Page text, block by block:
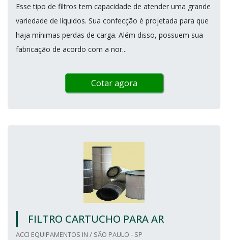
Esse tipo de filtros tem capacidade de atender uma grande
variedade de líquidos. Sua confecção é projetada para que
haja mínimas perdas de carga. Além disso, possuem sua
fabricação de acordo com a nor...
Cotar agora
FILTRO CARTUCHO PARA AR
ACCI EQUIPAMENTOS IN / SÃO PAULO - SP